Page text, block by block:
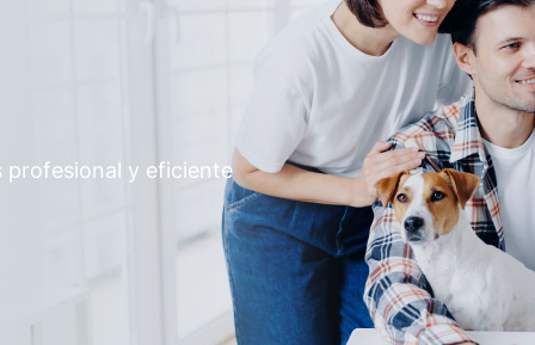
profesional y eficiente